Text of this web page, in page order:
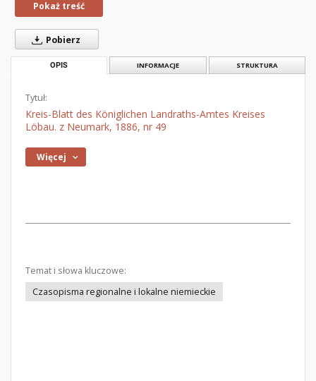
Pokaż treść
Pobierz
OPIS INFORMACJE STRUKTURA
Tytuł:
Kreis-Blatt des Königlichen Landraths-Amtes Kreises
Löbau. z Neumark, 1886, nr 49
Więcej
Temat i słowa kluczowe:
Czasopisma regionalne i lokalne niemieckie